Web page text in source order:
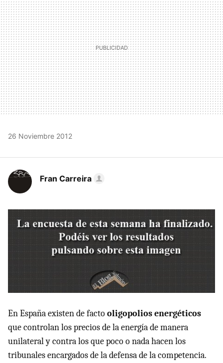
26 Noviembre 2012
Fran Carreira
En España existen de factooligopolios energéticos
que controlan los precios de la energía de manera
unilateral y contra los que poco o nada hacen los
tribunales encargados de la defensa de la competencia.